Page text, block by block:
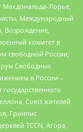
Макдональда-Лорье,
Международный
Возрождение,
комитет в
свободной России,
Свободных
в России –
Союз жителей
Гринпис
TCCN, Агора,